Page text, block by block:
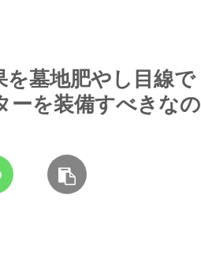
を墓地肥やし目線で
ーを装備すべきなの